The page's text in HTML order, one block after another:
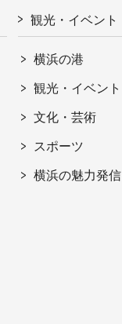
観光・イベント
横浜の港
観光・イベント
文化・芸術
スポーツ
横浜の魅力発信